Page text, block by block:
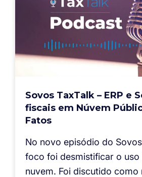
Sovos TaxTalk – ERP e
fiscais em Núvem
Fatos
No novo episódio do
foco foi desmistificar o uso
nuvem. Foi discutido como